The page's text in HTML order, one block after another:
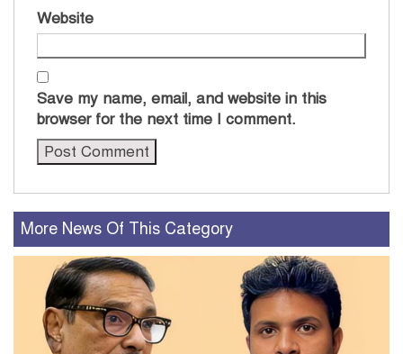
Website
Save my name, email, and website in this
browser for the next time I comment.
More News Of This Category